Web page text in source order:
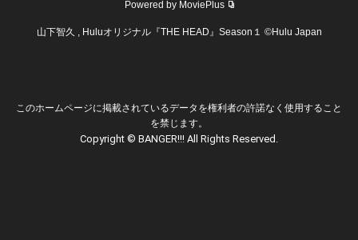
Powered by MoviePlus
山下智久 , Huluオリジナル『THE HEAD』Season１ ©Hulu Japan
このホームページに掲載されているデータを権利者の許諾なく使用すること
を禁じます。
Copyright © BANGER!!! All Rights Reserved.